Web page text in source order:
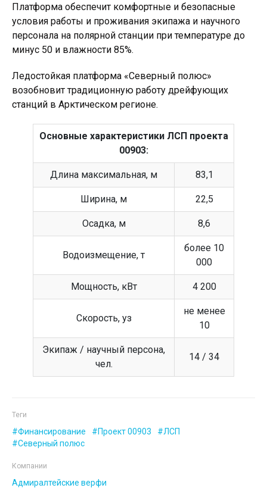
Платформа обеспечит комфортные и безопасные
условия работы и проживания экипажа и научного
персонала на полярной станции при температуре до
минус 50 и влажности 85%.
Ледостойкая платформа «Северный полюс»
возобновит традиционную работу дрейфующих
станций в Арктическом регионе.
Основные характеристики ЛСП проекта
00903:
Длина максимальная, м 83,1
Ширина, м 22,5
Осадка, м 8,6
Водоизмещение, т
более 10
000
Мощность, кВт 4 200
Скорость, уз
не менее
10
Экипаж / научный персона,
чел.
14 / 34
Теги
Финансирование Проект 00903
ЛСП
Северный полюс
Компании
Адмиралтейские верфи